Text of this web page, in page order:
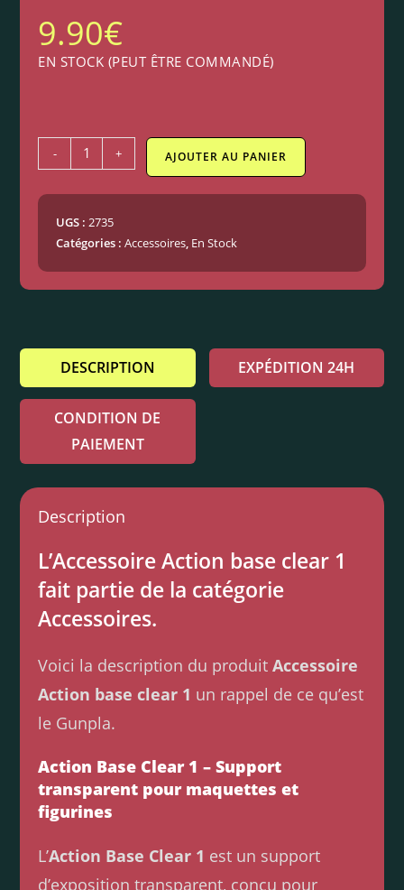
9.90€
EN STOCK (PEUT ÊTRE COMMANDÉ)
- + AJOUTER AU PANIER
UGS :2735
Catégories :Accessoires, En Stock
DESCRIPTION EXPÉDITION 24H
CONDITION DE
PAIEMENT
Description
L’Accessoire Action base clear 1
fait partie de la catégorie
Accessoires.
Voici la description du produitAccessoire
Action base clear 1 un rappel de ce qu’est
le Gunpla.
Action Base Clear 1 – Support
transparent pour maquettes et
figurines
L’Action Base Clear 1 est un support
d’exposition transparent, conçu pour